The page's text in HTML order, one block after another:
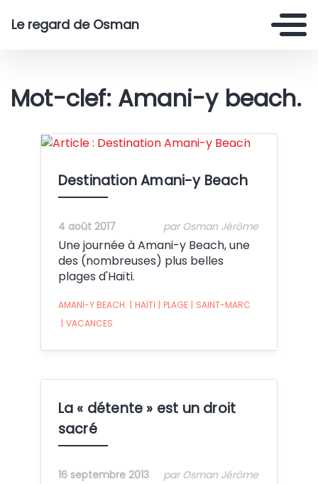
Le regard de Osman
Mot-clef: Amani-y beach.
Crédit:
Destination Amani-y Beach
4 août 2017 par Osman Jérôme
Une journée à Amani-y Beach, une
des (nombreuses) plus belles
plages d'Haïti.
AMANI-Y BEACH. | HAÏTI | PLAGE | SAINT-MARC
| VACANCES
La « détente » est un droit
sacré
16 septembre 2013 par Osman Jérôme